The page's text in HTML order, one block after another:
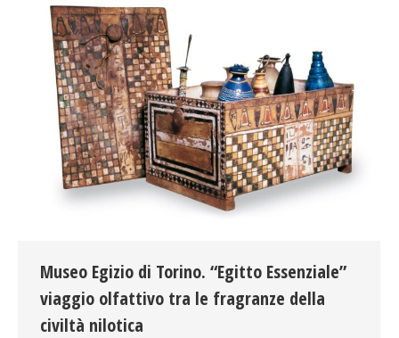
Museo Egizio di Torino. “Egitto Essenziale”
viaggio olfattivo tra le fragranze della
civiltà nilotica